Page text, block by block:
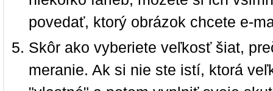
povedať, ktorý obrázok chcete e-
Skôr ako vyberiete veľkosť šiat,
meranie. Ak si nie ste istí, ktorá